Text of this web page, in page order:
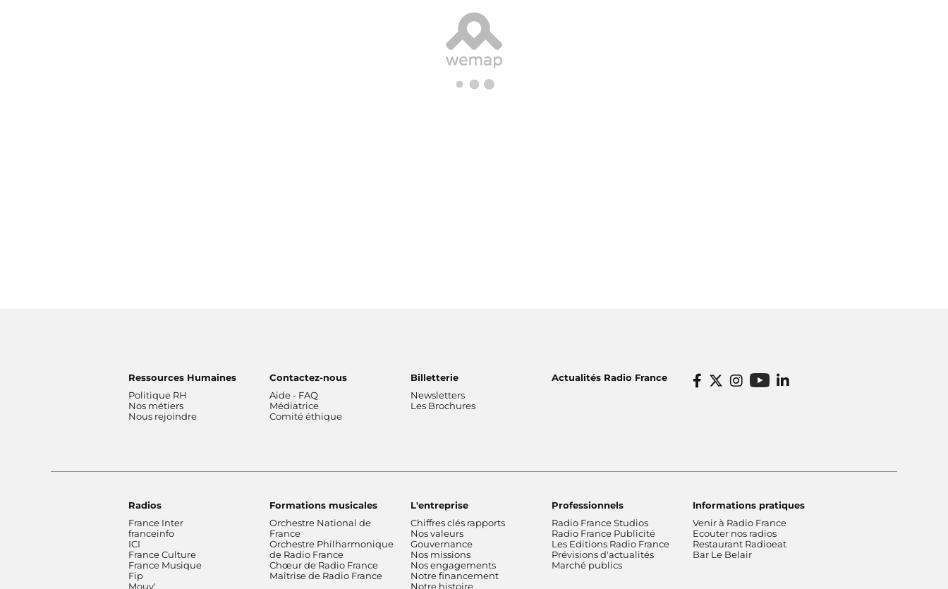
Ressources Humaines
Politique RH
Nos métiers
Nous rejoindre
Contactez-nous
Aide - FAQ
Médiatrice
Comité éthique
Billetterie
Newsletters
Les Brochures
Actualités Radio France
Radios
France Inter
franceinfo
ICI
France Culture
France Musique
Fip
Mouv'
Formations musicales
Orchestre National de
France
Orchestre Philharmonique
de Radio France
Chœur de Radio France
Maîtrise de Radio France
L'entreprise
Chiffres clés rapports
Nos valeurs
Gouvernance
Nos missions
Nos engagements
Notre financement
Notre histoire
Professionnels
Radio France Studios
Radio France Publicité
Les Editions Radio France
Prévisions d'actualités
Marché publics
Informations pratiques
Venir à Radio France
Ecouter nos radios
Restaurant Radioeat
Bar Le Belair